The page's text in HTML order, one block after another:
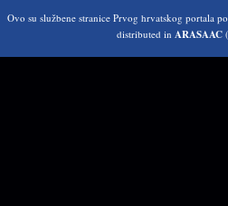
Ovo su službene stranice Prvog hrvatskog portala
distributed in ARASAAC